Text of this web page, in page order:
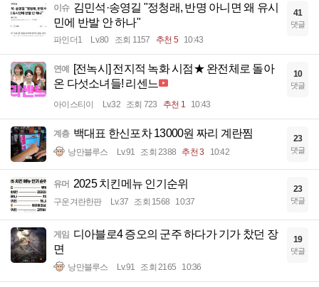
이슈 김민석·송영길 "정청래, 반명 아니면 왜 유시
민에 반발 안 하나"
파인더1 Lv.80 조회 1157 추천 5 10:43
41
댓글
연예 [전녹시] 전지적 녹화 시점★ 완전체로 돌아
온 다섯소녀들! 리센느
아이스티이 Lv.32 조회 723 추천 1 10:43
10
댓글
계층 백대표 한신포차 13000원 짜리 계란찜
낭만블루스 Lv.91 조회 2388 추천 3 10:42
23
댓글
유머 2025 치킨메뉴 인기순위
구운겨란한판 Lv.37 조회 1568 10:37
23
댓글
게임 디아블로4 증오의 군주 하다가 기가 찼던 장
면
낭만블루스 Lv.91 조회 2165 10:36
19
댓글